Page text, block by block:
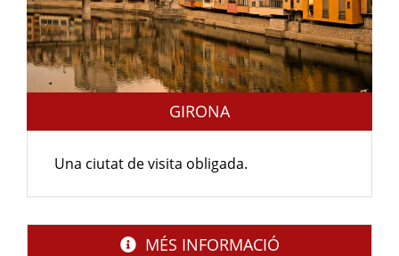
GIRONA
Una ciutat de visita obligada.
MÉS INFORMACIÓ